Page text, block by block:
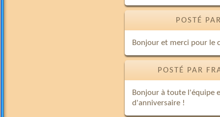
POSTÉ
Bonjour et merci pour le
POSTÉ PAR
Bonjour à toute l'équipe
d'anniversaire !